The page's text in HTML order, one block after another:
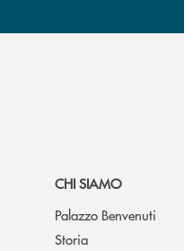
CHI SIAMO
Palazzo Benvenuti
Storia